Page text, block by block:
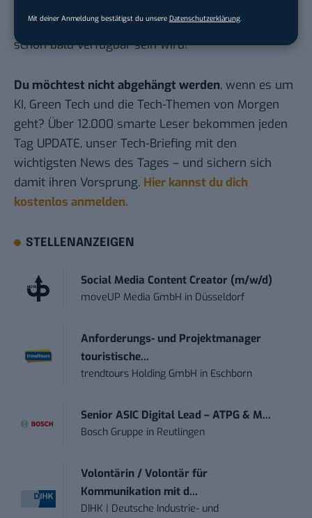
Mit deiner Anmeldung bestätigst du unsere Datenschutzerklärung
– ich habe gehört, dass derDark Web Monitor
schon bald verfügbar sein wird!
Du möchtest nicht abgehängt werden, wenn es um
KI, Green Tech und die Tech-Themen von Morgen
geht? Über 12.000 smarte Leser bekommen jeden
Tag UPDATE, unser Tech-Briefing mit den
wichtigsten News des Tages – und sichern sich
damit ihren Vorsprung. Hier kannst du dich
kostenlos anmelden.
STELLENANZEIGEN
Social Media Content Creator (m/w/d)
moveUP Media GmbH in Düsseldorf
Anforderungs- und Projektmanager
touristische...
trendtours Holding GmbH in Eschborn
Senior ASIC Digital Lead – ATPG & M...
Bosch Gruppe in Reutlingen
Volontärin / Volontär für
Kommunikation mit d...
DIHK | Deutsche Industrie- und